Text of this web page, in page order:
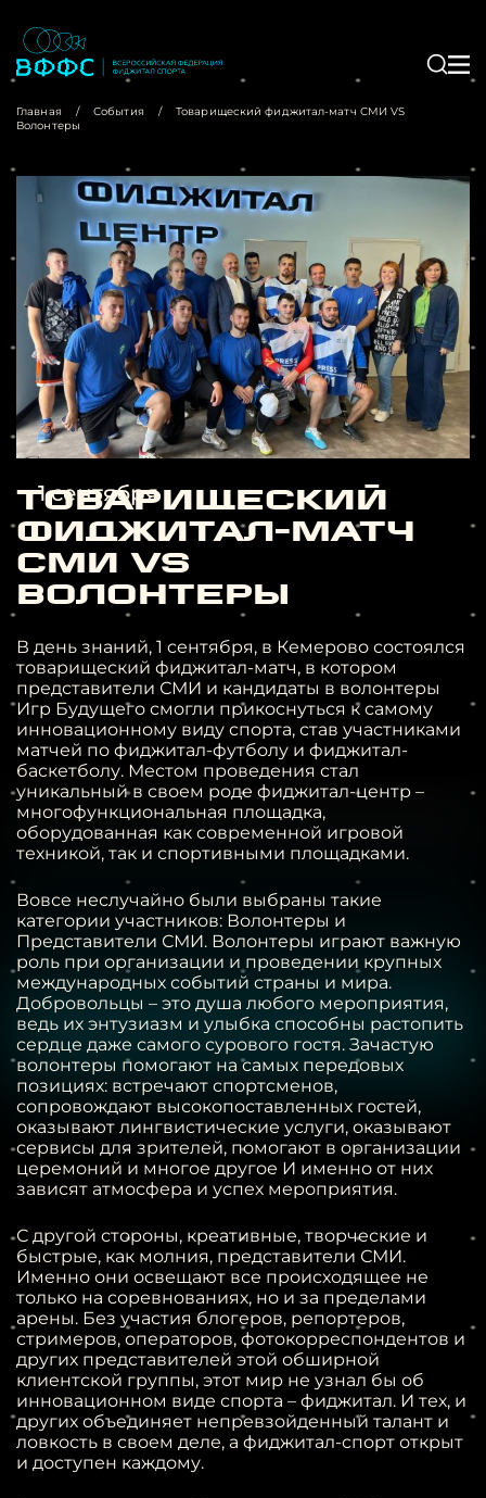
Главная / События /
Товарищеский фиджитал-матч СМИ VS
Волонтеры
1 сентября
Товарищеский
фиджитал-матч
СМИ VS
Волонтеры
В день знаний, 1 сентября, в Кемерово состоялся
товарищеский фиджитал-матч, в котором
представители СМИ и кандидаты в волонтеры
Игр Будущего смогли прикоснуться к самому
инновационному виду спорта, став участниками
матчей по фиджитал-футболу и фиджитал-
баскетболу. Местом проведения стал
уникальный в своем роде фиджитал-центр –
многофункциональная площадка,
оборудованная как современной игровой
техникой, так и спортивными площадками.
Вовсе неслучайно были выбраны такие
категории участников: Волонтеры и
Представители СМИ. Волонтеры играют важную
роль при организации и проведении крупных
международных событий страны и мира.
Добровольцы – это душа любого мероприятия,
ведь их энтузиазм и улыбка способны растопить
сердце даже самого сурового гостя. Зачастую
волонтеры помогают на самых передовых
позициях: встречают спортсменов,
сопровождают высокопоставленных гостей,
оказывают лингвистические услуги, оказывают
сервисы для зрителей, помогают в организации
церемоний и многое другое И именно от них
зависят атмосфера и успех мероприятия.
С другой стороны, креативные, творческие и
быстрые, как молния, представители СМИ.
Именно они освещают все происходящее не
только на соревнованиях, но и за пределами
арены. Без участия блогеров, репортеров,
стримеров, операторов, фотокорреспондентов и
других представителей этой обширной
клиентской группы, этот мир не узнал бы об
инновационном виде спорта – фиджитал. И тех, и
других объединяет непревзойденный талант и
ловкость в своем деле, а фиджитал-спорт открыт
и доступен каждому.